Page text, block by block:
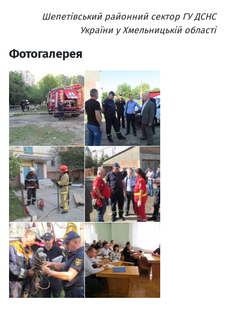
Шепетівський районний сектор ГУ ДСНС
України у Хмельницькій області
Фотогалерея